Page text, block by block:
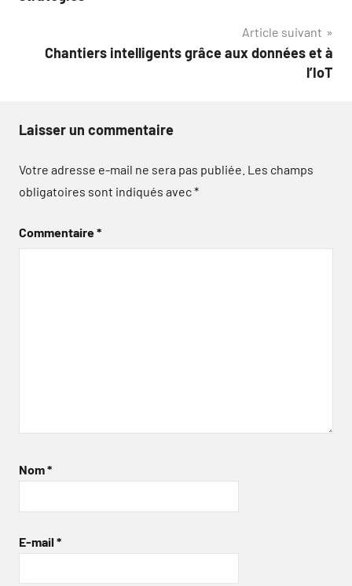
Article suivant
Chantiers intelligents grâce aux données et à
l’IoT
Laisser un commentaire
Votre adresse e-mail ne sera pas publiée. Les champs
obligatoires sont indiqués avec*
Commentaire*
Nom*
E-mail *